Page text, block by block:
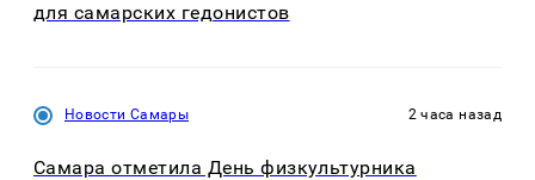
для самарских гедонистов
Новости Самары 2 часа назад
Самара отметила День физкультурника